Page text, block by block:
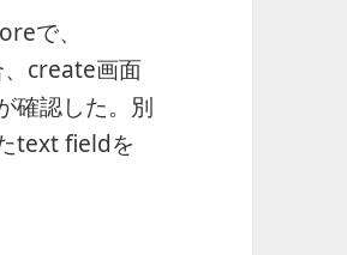
で、
create画面
確認した。別
text fieldを